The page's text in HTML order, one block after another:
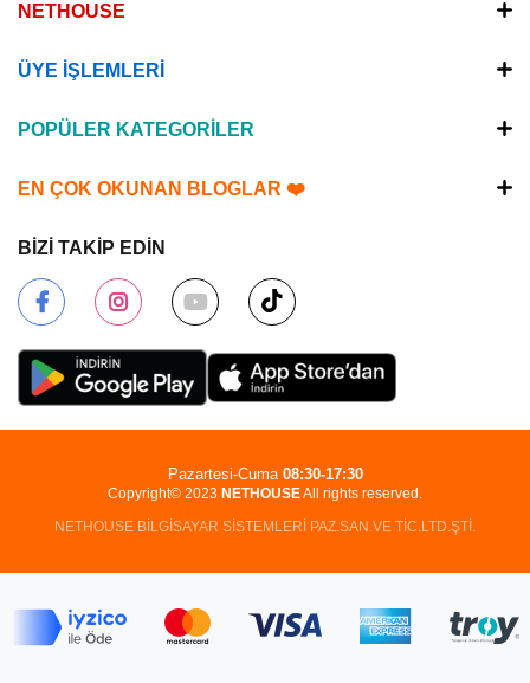
NETHOUSE
ÜYE İŞLEMLERİ
POPÜLER KATEGORİLER
EN ÇOK OKUNAN BLOGLAR ❤️
BİZİ TAKİP EDİN
Copyright© 2023 NETHOUSEAll rights reserved.
NETHOUSE BİLGİSAYAR SİSTEMLERİ PAZ.SAN.VE TİC.LTD.ŞTİ.
Pazartesi-Cuma 08:30-17:30